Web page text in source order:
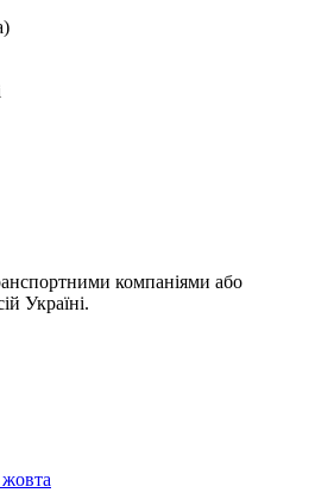
компаніями або
Україні.